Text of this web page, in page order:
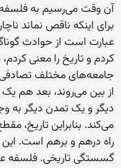
آن وقت می‌رسیم به فلسفه
برای اینکه ناقص نماند
عبارت است از حوادث
کردم و تاریخ را معنی
جامعه‌های مختلف تصادفی
از بین می‌روند، بعد هم
دیگر و یک تمدن دیگر به
می‌کند. بنابراین تاریخ،
راه درهم و برهم است. این
گسستگی تاریخی. فلسفه